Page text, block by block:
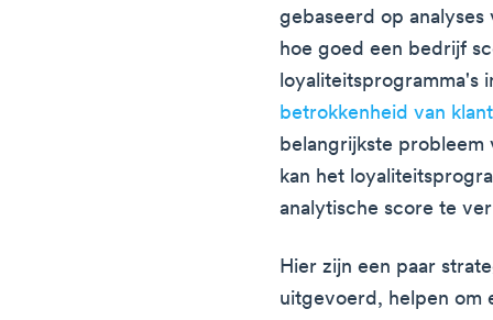
gebaseerd op
hoe goed een bedrijf
loyaliteitsprogramma's
betrokkenheid van
belangrijkste probleem
kan het
analytische score te
Hier zijn een paar
uitgevoerd, helpen om